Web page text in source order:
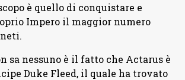
è quello di conquistare e
Impero il maggior numero
sa nessuno è il fatto che Actarus è
Duke Fleed, il quale ha trovato